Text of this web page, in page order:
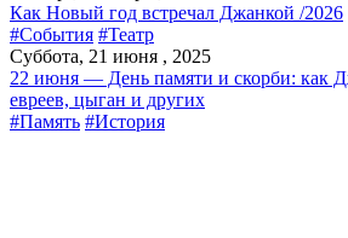
Как Новый год встречал Джанкой /2026
#События #Театр
Суббота, 21 июня , 2025
22 июня — День памяти и скорби: как
евреев, цыган и других
#Память #История